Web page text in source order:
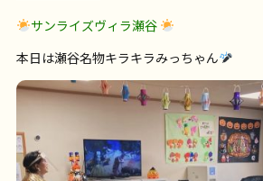
サンライズヴィラ瀬谷
本日は瀬谷名物キラキラみっちゃん